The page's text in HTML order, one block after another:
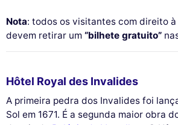
Nota: todos os visitantes com direito
devem retirar um “bilhete gratuito”
Hôtel Royal des Invalides
A primeira pedra dos Invalides foi
Sol em 1671. É a segunda maior obra